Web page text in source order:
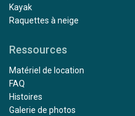
Kayak
Raquettes à neige
Ressources
Matériel de location
FAQ
Histoires
Galerie de photos